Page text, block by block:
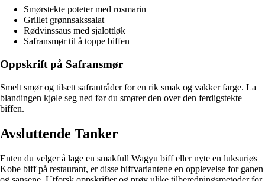
Smørstekte poteter med rosmarin
Grillet grønnsakssalat
Rødvinssaus med sjalottløk
Safransmør til å toppe biffen
Oppskrift på Safransmør
Smelt smør og tilsett safrantråder for en rik smak og vakker farge. La
blandingen kjøle seg ned før du smører den over den ferdigstekte
biffen.
Avsluttende Tanker
Enten du velger å lage en smakfull Wagyu biff eller nyte en luksuriøs
Kobe biff på restaurant, er disse biffvariantene en opplevelse for ganen